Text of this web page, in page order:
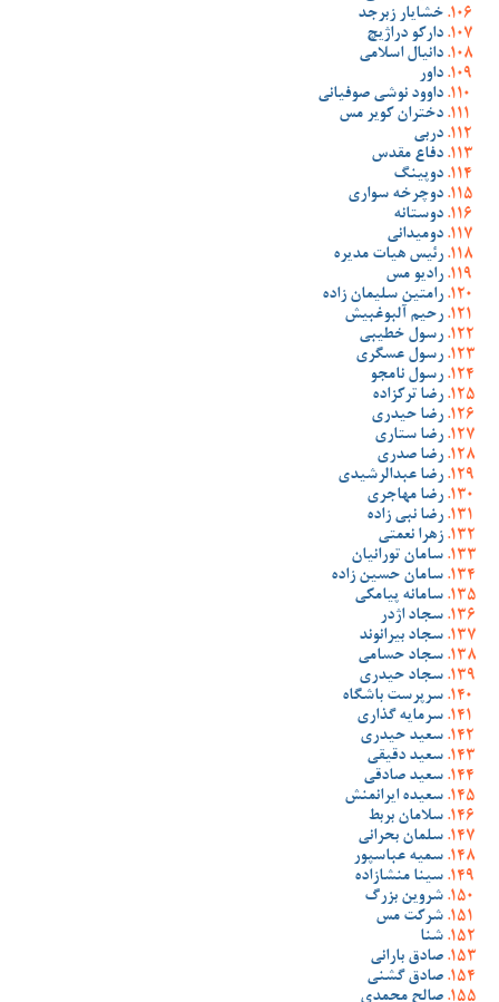
خشایار زبرجد
دارکو دراژیچ
دانیال اسلامی
داور
داوود نوشی صوفیانی
دختران کویر مس
دربی
دفاع مقدس
دوپینگ
دوچرخه سواری
دوستانه
دومیدانی
رئیس هیات مدیره
رادیو مس
رامتین سلیمان زاده
رحیم آلبوغبیش
رسول خطیبی
رسول عسگری
رسول نامجو
رضا ترکزاده
رضا حیدری
رضا ستاری
رضا صدری
رضا عبدالرشیدی
رضا مهاجری
رضا نبی زاده
زهرا نعمتی
سامان تورانیان
سامان حسین زاده
سامانه پیامکی
سجاد اژدر
سجاد بیرانوند
سجاد حسامی
سجاد حیدری
سرپرست باشگاه
سرمایه گذاری
سعید حیدری
سعید دقیقی
سعید صادقی
سعیده ایرانمنش
سلامان بربط
سلمان بحرانی
سمیه عباسپور
سینا منشازاده
شروین بزرگ
شرکت مس
شنا
صادق بارانی
صادق گشنی
صالح محمدی